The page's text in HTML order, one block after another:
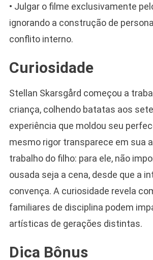
• Julgar o filme exclusivamente
ignorando a construção de
conflito interno.
Curiosidade
Stellan Skarsgård começou a
criança, colhendo batatas aos
experiência que moldou seu
mesmo rigor transparece em sua
trabalho do filho: para ele, não
ousada seja a cena, desde que a
convença. A curiosidade revela
familiares de disciplina podem
artísticas de gerações distintas.
Dica Bônus